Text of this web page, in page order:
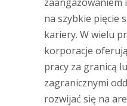
na szybkie pięcie
kariery. W wielu
korporacje
pracy za granicą
zagranicznymi
rozwijać się na